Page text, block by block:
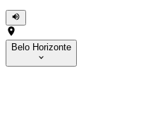
Belo Horizonte